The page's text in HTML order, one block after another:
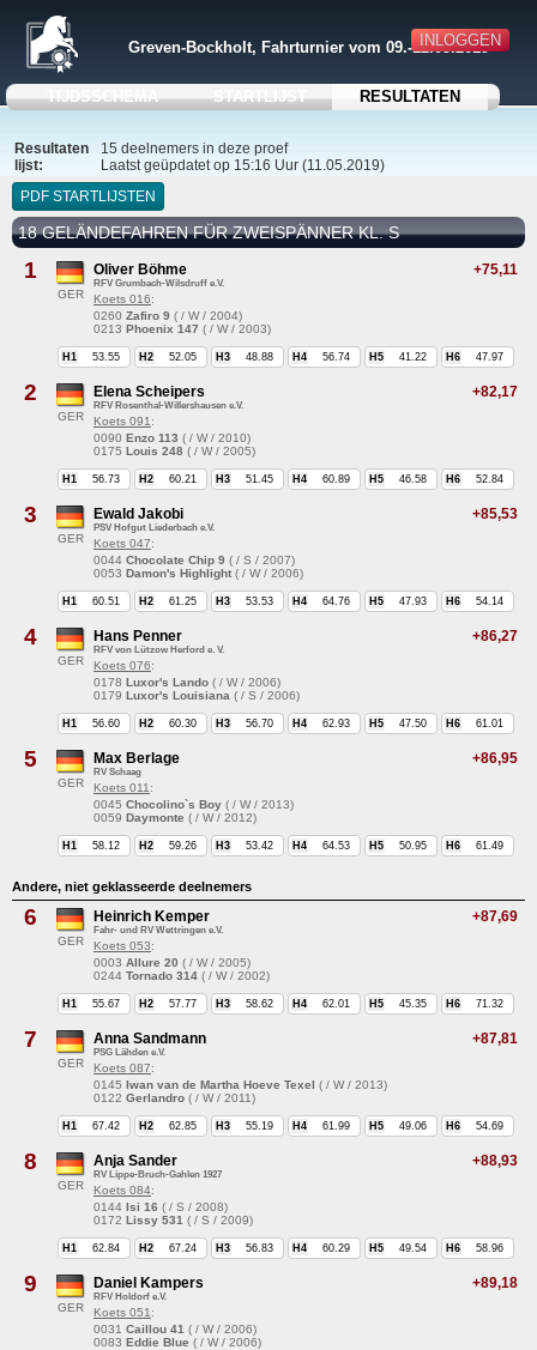
INLOGGEN
Greven-Bockholt, Fahrturnier vom 09.-12.05.2019
TIJDSSCHEMA STARTLIJST RESULTATEN
Resultaten
lijst:
15 deelnemers in deze proef
Laatst geüpdatet op 15:16 Uur (11.05.2019)
PDF STARTLIJSTEN
18 GELÄNDEFAHREN FÜR ZWEISPÄNNER KL. S
1
GER
+75,11
Oliver Böhme
RFV Grumbach-Wilsdruff e.V.
Koets 016:
0260 Zafiro 9 ( / W / 2004)
0213 Phoenix 147 ( / W / 2003)
H6 47.97
H5 41.22
H4 56.74
H3 48.88
H2 52.05
H1 53.55
2
GER
+82,17
Elena Scheipers
RFV Rosenthal-Willershausen e.V.
Koets 091 :
0090 Enzo 113 ( / W / 2010)
0175 Louis 248 ( / W / 2005)
H6 52.84
H5 46.58
H4 60.89
H3 51.45
H2 60.21
H1 56.73
3
GER
+85,53
Ewald Jakobi
PSV Hofgut Liederbach e.V.
Koets 047:
0044 Chocolate Chip 9 ( / S / 2007)
0053 Damon's Highlight ( / W / 2006)
H6 54.14
H5 47.93
H4 64.76
H3 53.53
H2 61.25
H1 60.51
4
GER
+86,27
Hans Penner
RFV von Lützow Herford e. V.
Koets 076:
0178 Luxor's Lando ( / W / 2006)
0179 Luxor's Louisiana ( / S / 2006)
H6 61.01
H5 47.50
H4 62.93
H3 56.70
H2 60.30
H1 56.60
5
GER
+86,95
Max Berlage
RV Schaag
Koets 011 :
0045 Chocolino`s Boy ( / W / 2013)
0059 Daymonte ( / W / 2012)
H6 61.49
H5 50.95
H4 64.53
H3 53.42
H2 59.26
H1 58.12
Andere, niet geklasseerde deelnemers
6
GER
+87,69
Heinrich Kemper
Fahr- und RV Wettringen e.V.
Koets 053:
0003 Allure 20 ( / W / 2005)
0244 Tornado 314 ( / W / 2002)
H6 71.32
H5 45.35
H4 62.01
H3 58.62
H2 57.77
H1 55.67
7
GER
+87,81
Anna Sandmann
PSG Lähden e.V.
Koets 087:
0145 Iwan van de Martha Hoeve Texel ( / W / 2013)
0122 Gerlandro ( / W / 2011)
H6 54.69
H5 49.06
H4 61.99
H3 55.19
H2 62.85
H1 67.42
8
GER
+88,93
Anja Sander
RV Lippe-Bruch-Gahlen 1927
Koets 084:
0144 Isi 16 ( / S / 2008)
0172 Lissy 531 ( / S / 2009)
H6 58.96
H5 49.54
H4 60.29
H3 56.83
H2 67.24
H1 62.84
9
GER
+89,18
Daniel Kampers
RFV Holdorf e.V.
Koets 051 :
0031 Caillou 41 ( / W / 2006)
0083 Eddie Blue ( / W / 2006)